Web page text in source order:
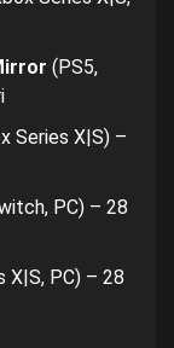
(PS5,
Series X|S) –
PC) – 28
X|S, PC) – 28